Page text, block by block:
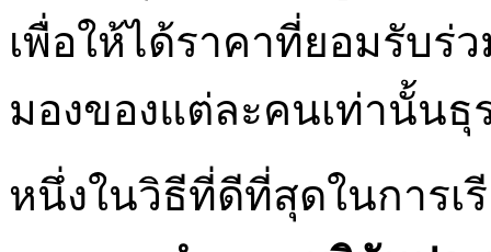
เพื่อให้ได้ราคาที่ยอมรับร่
มองของแต่ละคนเท่านั้น
หนึ่งในวิธีที่ดีที่สุดในการเ